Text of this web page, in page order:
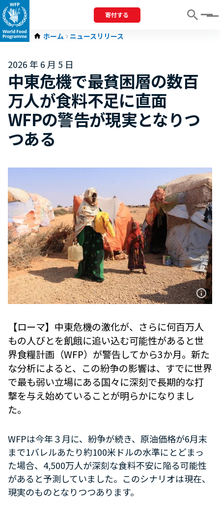
寄付する Menu
ホーム ニュースリリース
2026 年 6 月 5 日
中東危機で最貧困層の数百
万人が食料不足に直面
WFPの警告が現実となりつ
つある
【ローマ】中東危機の激化が、さらに何百万人
もの人びとを飢餓に追い込む可能性があると世
界食糧計画（WFP）が警告してから3か月。新た
な分析によると、この紛争の影響は、すでに世界
で最も弱い立場にある国々に深刻で長期的な打
撃を与え始めていることが明らかになりまし
た。
WFPは今年３月に、紛争が続き、原油価格が6月末
まで1バレルあたり約100米ドルの水準にとどまっ
た場合、4,500万人が深刻な食料不安に陥る可能性
があると予測していました。このシナリオは現在、
現実のものとなりつつあります。